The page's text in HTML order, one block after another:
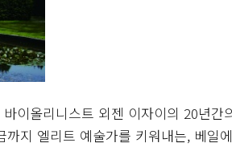
이올리니스트 외젠 이자이의 20년간
지 엘리트 예술가를 키워내는, 베일